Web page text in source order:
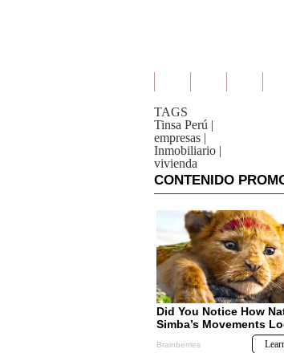
TAGS
Tinsa Perú |
empresas |
Inmobiliario |
vivienda